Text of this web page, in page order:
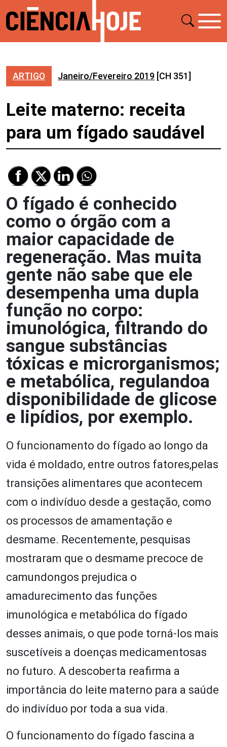
ARTIGO Janeiro/Fevereiro 2019 [CH 351]
Leite materno: receita
para um fígado saudável
O fígado é conhecido
como o órgão com a
maior capacidade de
regeneração. Mas muita
gente não sabe que ele
desempenha uma dupla
função no corpo:
imunológica, filtrando do
sangue substâncias
tóxicas e microrganismos;
e metabólica, regulandoa
disponibilidade de glicose
e lipídios, por exemplo.
O funcionamento do fígado ao longo da
vida é moldado, entre outros fatores,pelas
transições alimentares que acontecem
com o indivíduo desde a gestação, como
os processos de amamentação e
desmame. Recentemente, pesquisas
mostraram que o desmame precoce de
camundongos prejudica o
amadurecimento das funções
imunológica e metabólica do fígado
desses animais, o que pode torná-los mais
suscetíveis a doenças medicamentosas
no futuro. A descoberta reafirma a
importância do leite materno para a saúde
do indivíduo por toda a sua vida.
O funcionamento do fígado fascina a